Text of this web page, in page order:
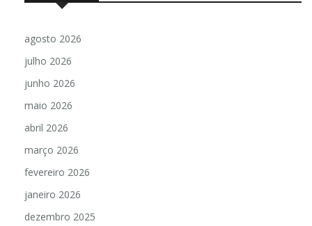
agosto 2026
julho 2026
junho 2026
maio 2026
abril 2026
março 2026
fevereiro 2026
janeiro 2026
dezembro 2025